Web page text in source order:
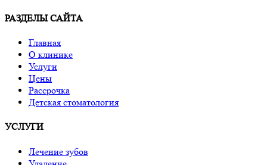
РАЗДЕЛЫ САЙТА
Главная
О клинике
Услуги
Цены
Рассрочка
Детская стоматология
УСЛУГИ
Лечение зубов